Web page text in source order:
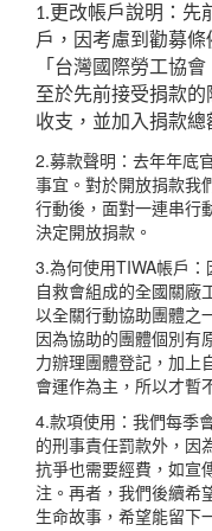
1.更改帳戶說明：先
戶 ，因考慮到勸募
「台灣 國際勞工協會
至於先前接受捐款
收支，並加 入捐款總
2.募款聲明：去年年底
事宜。對於開放捐款我
行動後，面對一連串行
決定開放捐款。
3.為何使用TIWA帳戶
自救會組成的全國關廠
以全關行動協助團體之
因為協助的團體個別有
力辦理團體登記，加上
會運作為主，所以才暫
4.款項使用：我們每季
的刑事責任罰款外，因
抗爭也需要經費，如宣
注。再者，我們後續希
生命故事，希望能留下